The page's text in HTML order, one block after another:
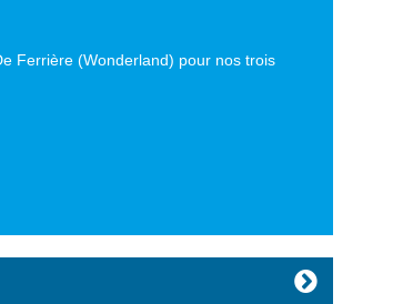
Ferrière (Wonderland) pour nos trois